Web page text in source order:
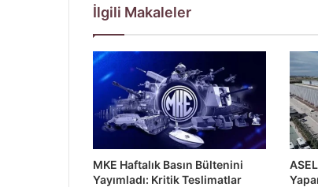
İlgili Makaleler
MKE Haftalık Basın Bültenini
Yayımladı: Kritik Teslimatlar